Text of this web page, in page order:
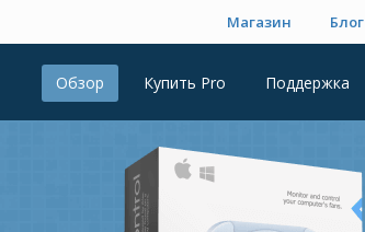
Магазин Блог
Обзор Купить Pro Поддержка